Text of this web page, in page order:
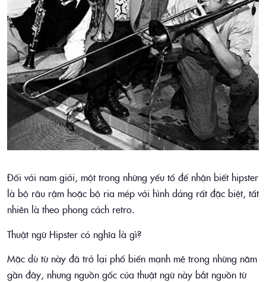
Đối với nam giới, một trong những yếu tố để nhận biết hipster
là bộ râu rậm hoặc bộ ria mép với hình dáng rất đặc biệt, tất
nhiên là theo phong cách retro.
Thuật ngữ Hipster có nghĩa là gì?
Mặc dù từ này đã trở lại phổ biến mạnh mẽ trong những năm
gần đây, nhưng nguồn gốc của thuật ngữ này bắt nguồn từ